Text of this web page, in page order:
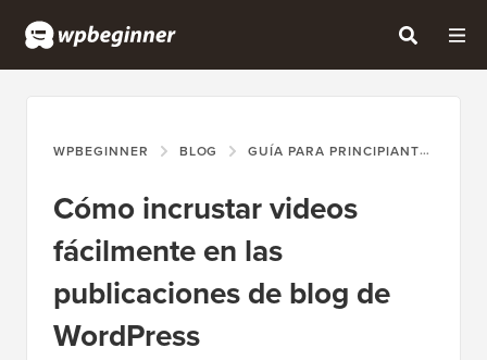
WPBEGINNER BLOG GUÍA PARA PRINCIPIANTES
Cómo incrustar videos
fácilmente en las
publicaciones de blog de
WordPress